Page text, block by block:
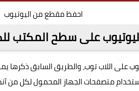
احفظ مقطع من اليوتيوب
على سطح المكتب
على اللاب توب، والطريق السابق ذكرها
متصفحات الجهاز المحمول لكل من